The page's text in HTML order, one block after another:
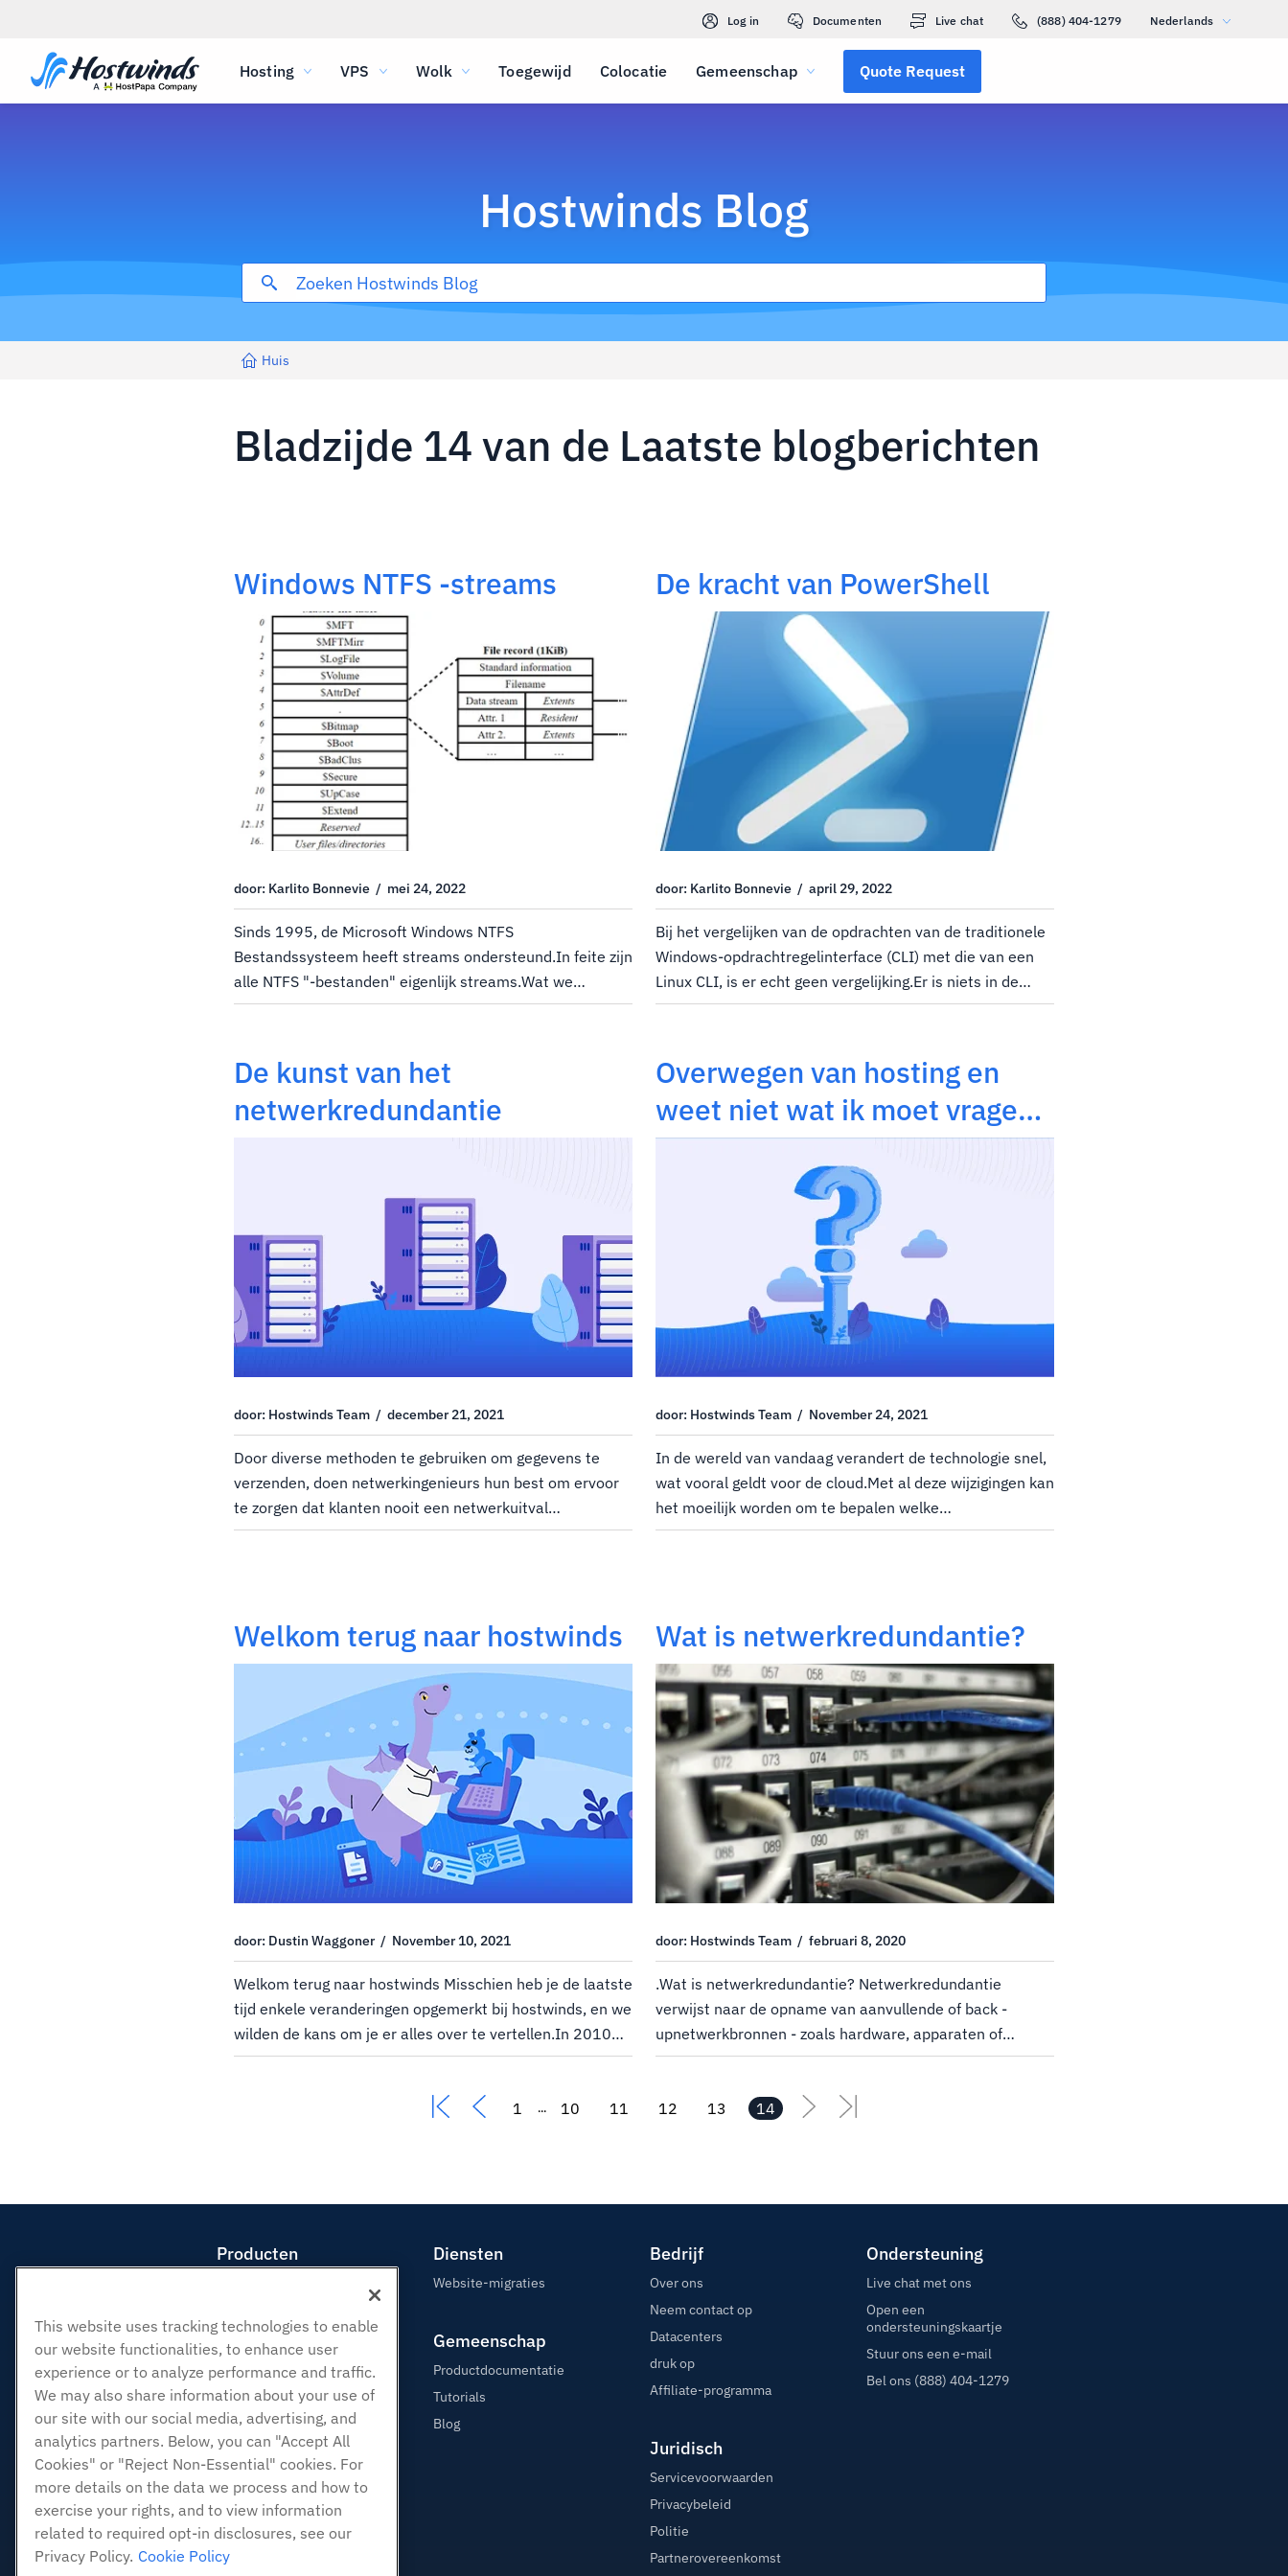
Log in Documenten Live chat (888) 404-1279 Nederlands
Hosting VPS Wolk Toegewijd Colocatie Gemeenschap Quote Request
Hostwinds Blog
Huis
Bladzijde 14 van de Laatste blogberichten
Windows NTFS -streams
door: Karlito Bonnevie / mei 24, 2022
Sinds 1995, de Microsoft Windows NTFS
Bestandssysteem heeft streams ondersteund.In feite zijn
alle NTFS "-bestanden" eigenlijk streams.Wat we
normaal als een bestand in NTFS beschouwen, wordt
De kracht van PowerShell
door: Karlito Bonnevie / april 29, 2022
Bij het vergelijken van de opdrachten van de traditionele
Windows-opdrachtregelinterface (CLI) met die van een
Linux CLI, is er echt geen vergelijking.Er is niets in de
traditionele Windows CLI (CD, Dir, Copy, Del, enz.) Zo
De kunst van het
netwerkredundantie
door: Hostwinds Team / december 21, 2021
Door diverse methoden te gebruiken om gegevens te
verzenden, doen netwerkingenieurs hun best om ervoor
te zorgen dat klanten nooit een netwerkuitval
opmerken.Netwerkingenieurs voeren dit uit door
Overwegen van hosting en
weet niet wat ik moet vragen?
Vraag hostwinds
door: Hostwinds Team / November 24, 2021
In de wereld van vandaag verandert de technologie snel,
wat vooral geldt voor de cloud.Met al deze wijzigingen kan
het moeilijk worden om te bepalen welke
hostingproducten passen bij uw behoeften.Of u nu net
Welkom terug naar hostwinds
door: Dustin Waggoner / November 10, 2021
Welkom terug naar hostwinds Misschien heb je de laatste
tijd enkele veranderingen opgemerkt bij hostwinds, en we
wilden de kans om je er alles over te vertellen.In 2010
werd hostwinds gecreëerd met één visie.Die visie was
Wat is netwerkredundantie?
door: Hostwinds Team / februari 8, 2020
.Wat is netwerkredundantie? Netwerkredundantie
verwijst naar de opname van aanvullende of back -
upnetwerkbronnen - zoals hardware, apparaten of
verbindingen - die ononderbroken
geval van mislukkingen of verstoringen. Als...
1 ... 10 11 12 13 14
Producten
Hosting door wederverkopers
White Label-wederverkoper
Beheerde Linux VPS
Onbemanig Linux VPS
Beheerde ramen VPS
Onbeheerde Windows VPS
Cloud Servers
Load Balancers
Blokkeer opslag
Diensten
Website-migraties
Gemeenschap
Productdocumentatie
Tutorials
Blog
Bedrijf
Over ons
Neem contact op
Datacenters
druk op
Affiliate-programma
Juridisch
Servicevoorwaarden
Privacybeleid
Politie
Partnerovereenkomst
Ondersteuning
Live chat met ons
Open een
ondersteuningskaartje
Stuur ons een e-mail
Bel ons (888) 404-1279
This website uses tracking technologies to enable
our website functionalities, to enhance user
experience or to analyze performance and traffic.
We may also share information about your use of
our site with our social media, advertising, and
analytics partners. Below, you can "Accept All
Cookies" or "Reject Non-Essential" cookies. For
more details on the data we process and how to
exercise your rights, and to view information
related to required opt-in disclosures, see our
Privacy Policy. Cookie Policy